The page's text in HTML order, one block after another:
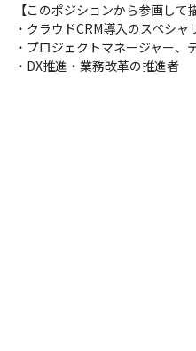
【このポジションから参画して
・クラウドCRM導入のスペシャ
・プロジェクトマネージャー
・DX推進・業務改革の推進者